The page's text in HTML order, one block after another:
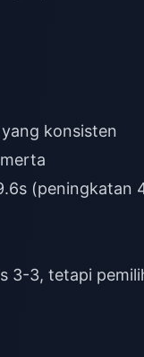
konsisten
(peningkatan
3-3, tetapi